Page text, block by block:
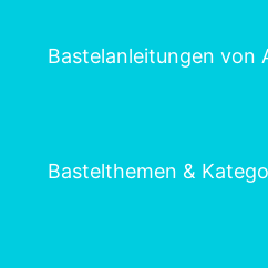
Bastelanleitungen von
Bastelthemen &